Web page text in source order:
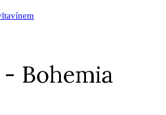
Bohemia